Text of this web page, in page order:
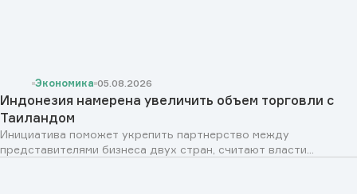
Экономика 05.08.2026
Индонезия намерена увеличить объем торговли с
Таиландом
Инициатива поможет укрепить партнерство между
представителями бизнеса двух стран, считают власти...